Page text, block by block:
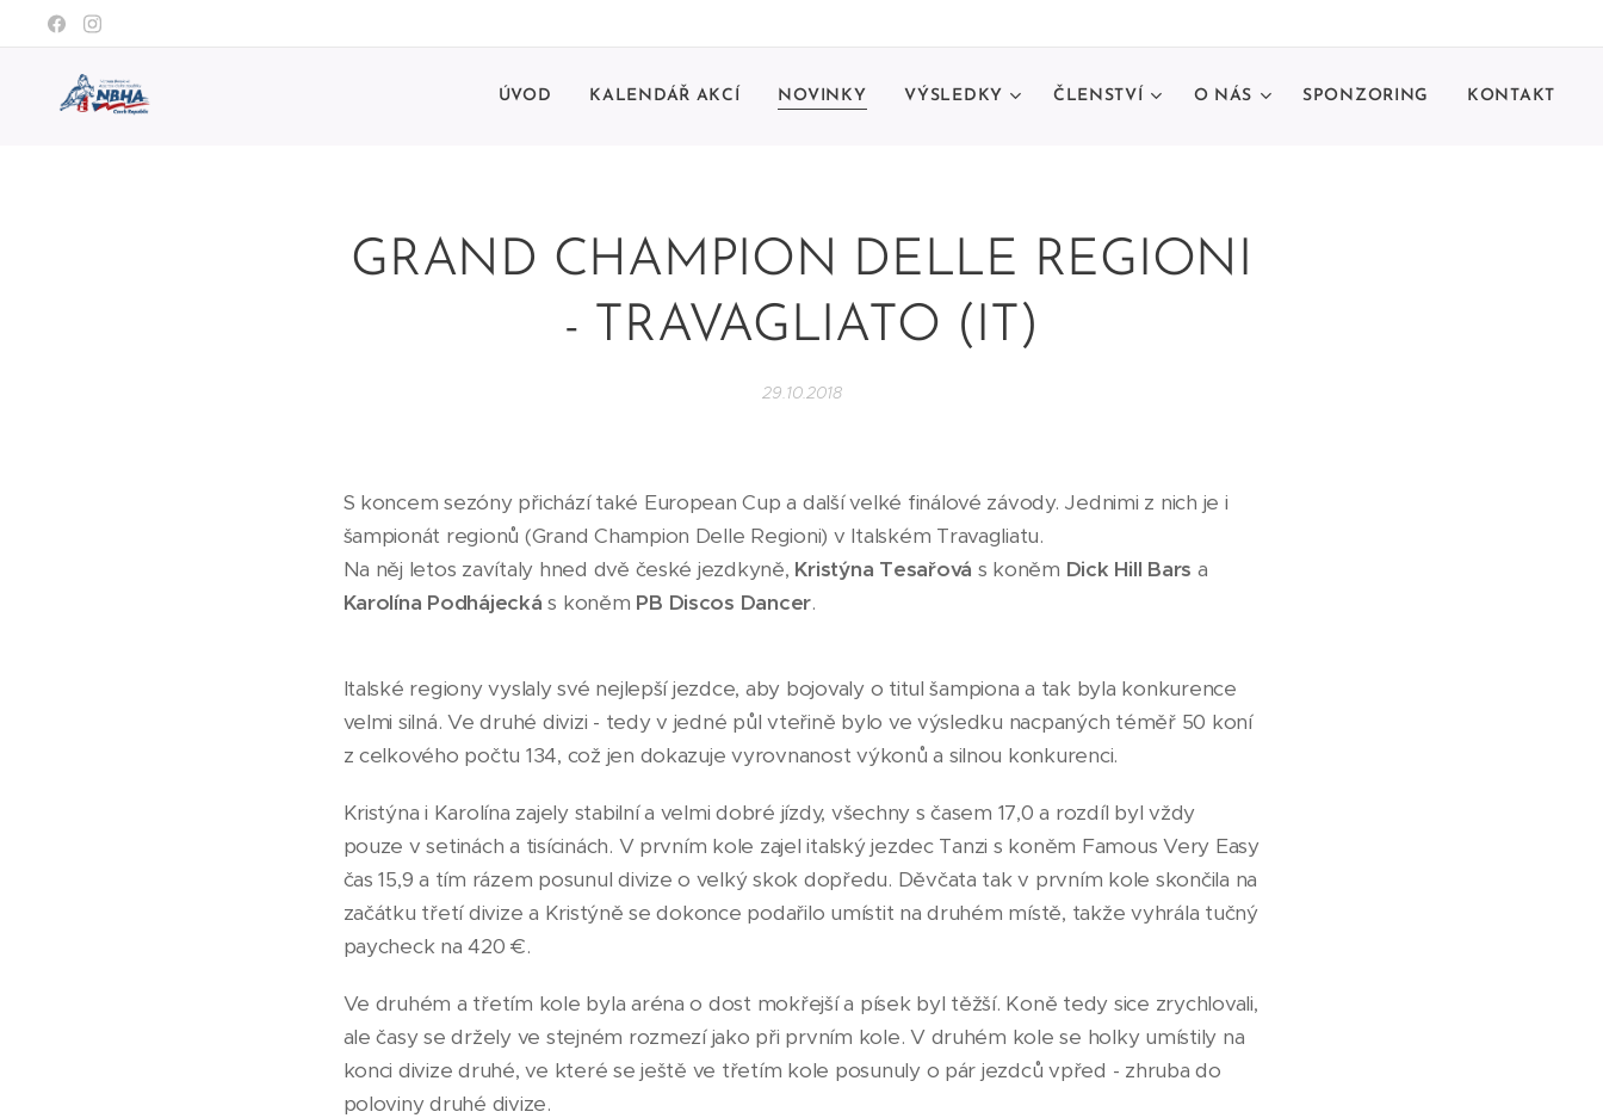
ÚVOD KALENDÁŘ AKCÍ NOVINKY VÝSLEDKY ČLENSTVÍ O NÁS SPONZORING KONTAKT
GRAND CHAMPION DELLE REGIONI
- TRAVAGLIATO (IT)
29.10.2018
S koncem sezóny přichází také European Cup a další velké finálové závody. Jednimi z nich je i
šampionát regionů (Grand Champion Delle Regioni) v Italském Travagliatu.
Na něj letos zavítaly hned dvě české jezdkyně, Kristýna Tesařová s koněm Dick Hill Bars a
Karolína Podhájecká s koněm PB Discos Dancer.
Italské regiony vyslaly své nejlepší jezdce, aby bojovaly o titul šampiona a tak byla konkurence
velmi silná. Ve druhé divizi - tedy v jedné půl vteřině bylo ve výsledku nacpaných téměř 50 koní
z celkového počtu 134, což jen dokazuje vyrovnanost výkonů a silnou konkurenci.
Kristýna i Karolína zajely stabilní a velmi dobré jízdy, všechny s časem 17,0 a rozdíl byl vždy
pouze v setinách a tisícinách. V prvním kole zajel italský jezdec Tanzi s koněm Famous Very Easy
čas 15,9 a tím rázem posunul divize o velký skok dopředu. Děvčata tak v prvním kole skončila na
začátku třetí divize a Kristýně se dokonce podařilo umístit na druhém místě, takže vyhrála tučný
paycheck na 420 €.
Ve druhém a třetím kole byla aréna o dost mokřejší a písek byl těžší. Koně tedy sice zrychlovali,
ale časy se držely ve stejném rozmezí jako při prvním kole. V druhém kole se holky umístily na
konci divize druhé, ve které se ještě ve třetím kole posunuly o pár jezdců vpřed - zhruba do
poloviny druhé divize.